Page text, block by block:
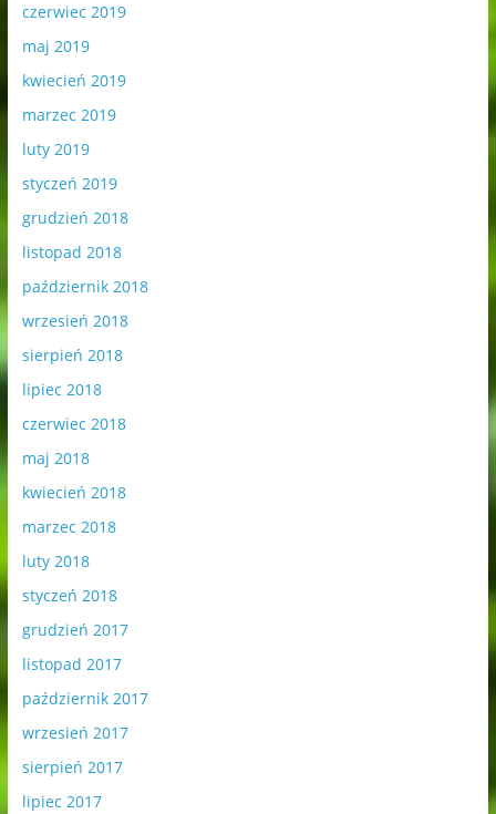
czerwiec 2019
maj 2019
kwiecień 2019
marzec 2019
luty 2019
styczeń 2019
grudzień 2018
listopad 2018
październik 2018
wrzesień 2018
sierpień 2018
lipiec 2018
czerwiec 2018
maj 2018
kwiecień 2018
marzec 2018
luty 2018
styczeń 2018
grudzień 2017
listopad 2017
październik 2017
wrzesień 2017
sierpień 2017
lipiec 2017